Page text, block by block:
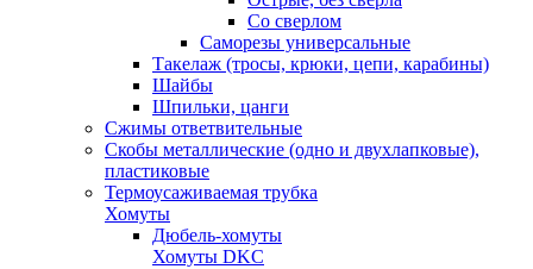
Со сверлом
Саморезы универсальные
Такелаж (тросы, крюки, цепи, карабины)
Шайбы
Шпильки, цанги
Сжимы ответвительные
Скобы металлические (одно и двухлапковые),
пластиковые
Термоусаживаемая трубка
Хомуты
Дюбель-хомуты
Хомуты DKC